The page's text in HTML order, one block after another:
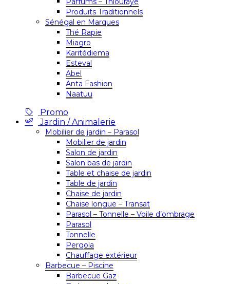
Produits Traditionnels
Sénégal en Marques
Thé Rapie
Miagro
Karitédiema
Esteval
Abel
Anta Fashion
Naatuu
Promo
Jardin / Animalerie
Mobilier de jardin – Parasol
Mobilier de jardin
Salon de jardin
Salon bas de jardin
Table et chaise de jardin
Table de jardin
Chaise de jardin
Chaise longue – Transat
Parasol – Tonnelle – Voile d’ombrage
Parasol
Tonnelle
Pergola
Chauffage extérieur
Barbecue – Piscine
Barbecue Gaz